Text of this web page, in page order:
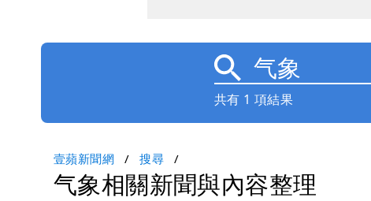
共有 1 項結果
壹蘋新聞網 搜尋
气象相關新聞與內容整理